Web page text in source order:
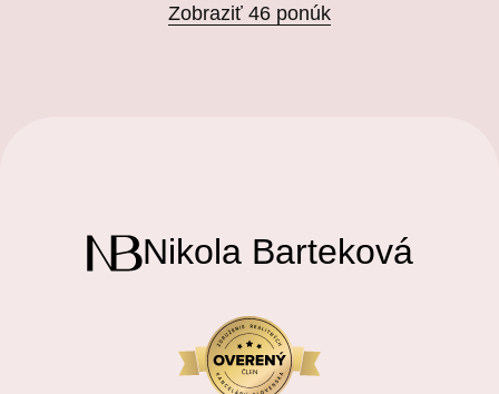
Zobraziť 46 ponúk
Nikola Barteková